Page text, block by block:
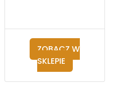
ZOBACZ W
SKLEPIE